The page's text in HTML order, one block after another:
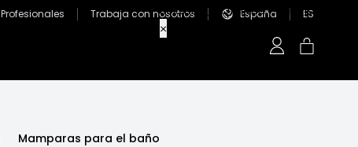
Profesionales Trabaja con nosotros España ES
Mamparas para el baño